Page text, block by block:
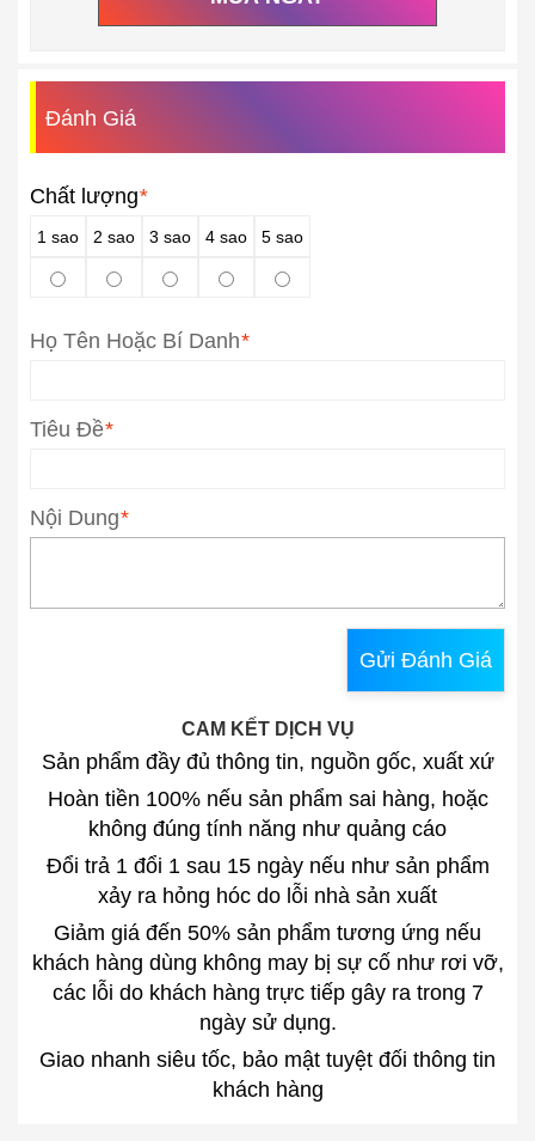
Đánh Giá
Chất lượng*
1 sao 2 sao 3 sao 4 sao 5 sao
*
Họ Tên Hoặc Bí Danh
*
Tiêu Đề
*
Nội Dung
Gửi Đánh Giá
CAM KẾT DỊCH VỤ
Sản phẩm đầy đủ thông tin, nguồn gốc, xuất xứ
Hoàn tiền 100% nếu sản phẩm sai hàng, hoặc
không đúng tính năng như quảng cáo
Đổi trả 1 đổi 1 sau 15 ngày nếu như sản phẩm
xảy ra hỏng hóc do lỗi nhà sản xuất
Giảm giá đến 50% sản phẩm tương ứng nếu
khách hàng dùng không may bị sự cố như rơi vỡ,
các lỗi do khách hàng trực tiếp gây ra trong 7
ngày sử dụng.
Giao nhanh siêu tốc, bảo mật tuyệt đối thông tin
khách hàng